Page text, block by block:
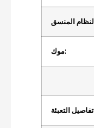
موك:
تفاصيل التعبئة